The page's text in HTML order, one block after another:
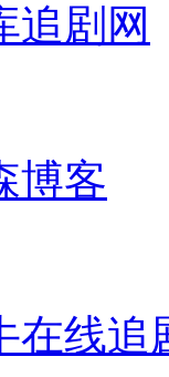
追剧网
博客
在线追